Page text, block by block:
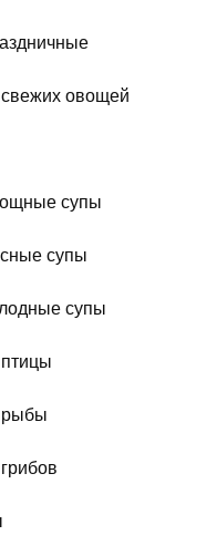
овощей
супы
супы
супы
рыбы